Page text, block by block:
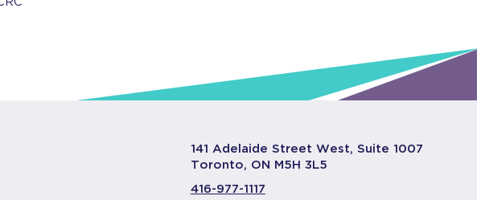
141 Adelaide Street West, Suite 1007
Toronto, ON M5H 3L5
416-977-1117